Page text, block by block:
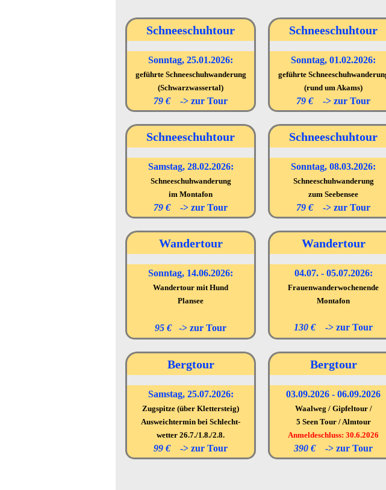
Schneeschuhtour
Sonntag, 25.01.2026:
geführte Schneeschuhwanderung
(Schwarzwassertal)
79 € -> zur Tour
Schneeschuhtour
Sonntag, 01.02.2026:
geführte
(rund um Akams)
79 € -> zur Tour
Schneeschuhtour
Samstag, 28.02.2026:
Schneeschuhwanderung
im Montafon
79 € -> zur Tour
Schneeschuhtour
Sonntag, 08.03.2026:
Schneeschuhwanderung
zum Seebensee
79 € -> zur Tour
Wandertour
Sonntag, 14.06.2026:
Wandertour mit Hund
Plansee
95 € -> zur Tour
Wandertour
04.07. - 05.07.2026:
Frauenwanderwochenende
Montafon
130 € -> zur Tour
Bergtour
Samstag, 25.07.2026:
Zugspitze (über Klettersteig)
Ausweichtermin bei Schlecht-
wetter 26.7./1.8./2.8.
99 € -> zur Tour
Bergtour
03.09.2026 - 06.09.2026
Waalweg / Gipfeltour /
5 Seen Tour / Almtour
Anmeldeschluss: 30.6.2026
390 € -> zur Tour